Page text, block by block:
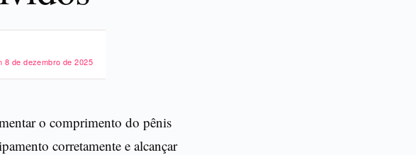
8 de dezembro de 2025
o comprimento do pênis
corretamente e alcançar